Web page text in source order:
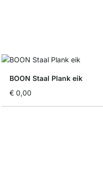
BOON Staal Plank eik
€ 0,00